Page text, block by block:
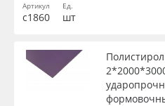
Поставщикам
Избранное
8 800 550 7888
Инженерные пластики
Упаковочные материалы
Оборудование и инструмент
Материал
Артикул
с1860
Ед.
шт